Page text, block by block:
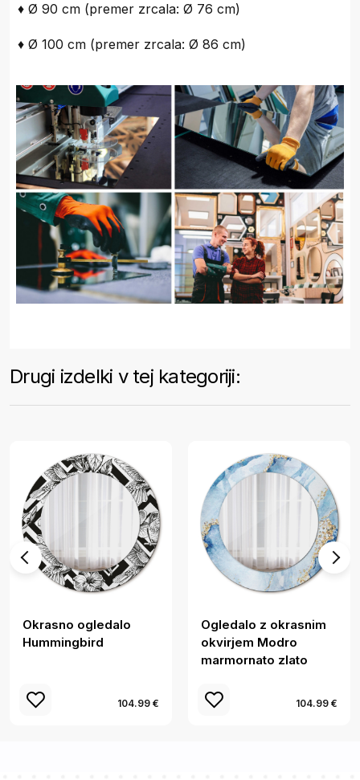
♦ Ø 90 cm (premer zrcala: Ø 76 cm)
♦ Ø 100 cm (premer zrcala: Ø 86 cm)
Drugi izdelki v tej kategoriji:
Okrasno ogledalo
Hummingbird
104.99 €
Ogledalo z okrasnim
okvirjem Modro
marmornato zlato
104.99 €